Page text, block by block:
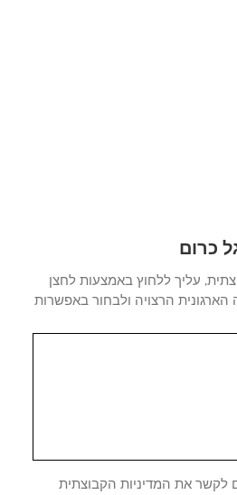
ללחוץ באמצעות לחצן
הרצויה ולבחור באפשרות
המדיניות הקבוצתית